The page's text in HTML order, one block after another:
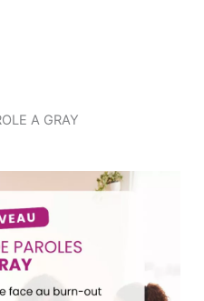
A GRAY